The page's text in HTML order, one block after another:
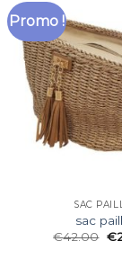
Promo !
SAC
sac
€42.00 €